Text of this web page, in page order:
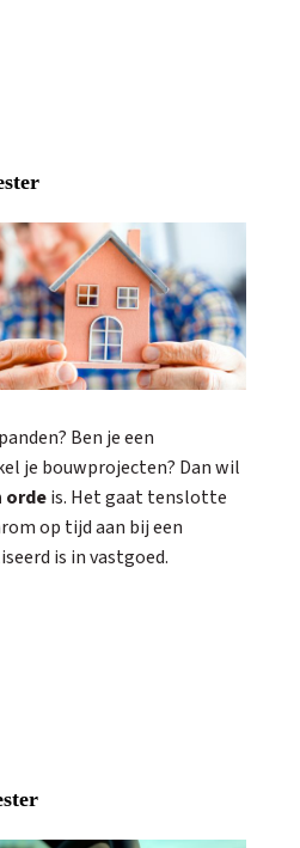
Ben je een
je bouwprojecten? Dan wil
ordeis. Het gaat tenslotte
op tijd aan bij een
is in vastgoed.